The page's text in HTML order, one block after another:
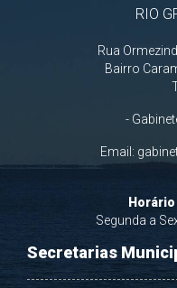
RIO
Rua
Bairro
-
Email:
Segunda a
Secretarias